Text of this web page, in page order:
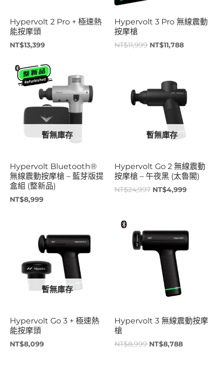
Hypervolt 2 Pro + 極速熱
能按摩頭
NT$13,399
Hypervolt 3 Pro 無線震動
按摩槍
NT$11,999 NT$11,788
暫無庫存
Hypervolt Bluetooth®
無線震動按摩槍 – 藍芽版提
盒組 (整新品)
NT$8,999
暫無庫存
Hypervolt Go 2 無線震動
按摩槍 – 午夜黑 (太魯閣)
NT$24,997
格：
NT$24,997。
NT$4,999
格：
暫無庫存
Hypervolt Go 3 + 極速熱
能按摩頭
NT$8,099
Hypervolt 3 無線震動按摩
槍
NT$8,999
價
格：
NT$8,999。
NT$8,788
價
格：